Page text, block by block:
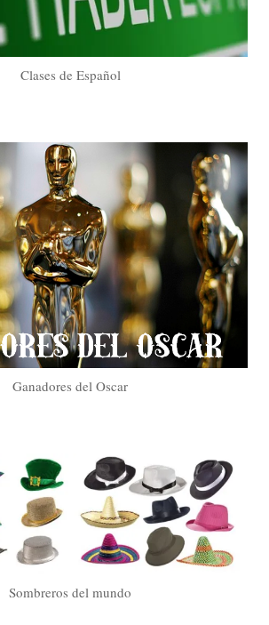
Clases de Español
Ganadores del Oscar
Sombreros del mundo